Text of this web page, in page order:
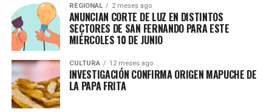
REGIONAL 2 meses ago
ANUNCIAN CORTE DE LUZ EN DISTINTOS
SECTORES DE SAN FERNANDO PARA ESTE
MIÉRCOLES 10 DE JUNIO
CULTURA 12 meses ago
INVESTIGACIÓN CONFIRMA ORIGEN MAPUCHE DE
LA PAPA FRITA